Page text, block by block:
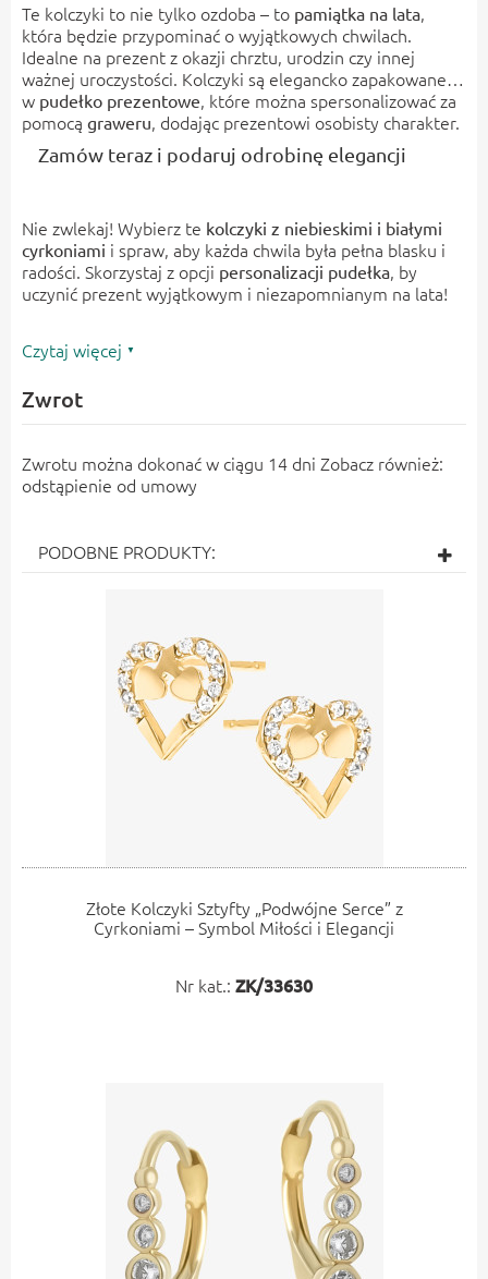
Te kolczyki to nie tylko ozdoba – to pamiątka na lata,
która będzie przypominać o wyjątkowych chwilach.
Idealne na prezent z okazji chrztu, urodzin czy innej
ważnej uroczystości. Kolczyki są elegancko zapakowane
w pudełko prezentowe, które można spersonalizować za
pomocą graweru, dodając prezentowi osobisty charakter.
Zamów teraz i podaruj odrobinę elegancji
Nie zwlekaj! Wybierz te kolczyki z niebieskimi i białymi
cyrkoniami i spraw, aby każda chwila była pełna blasku i
radości. Skorzystaj z opcji personalizacji pudełka, by
uczynić prezent wyjątkowym i niezapomnianym na lata!
Czytaj więcej
Zwrot
Zwrotu można dokonać w ciągu 14 dni Zobacz również:
odstąpienie od umowy
PODOBNE PRODUKTY:
Złote Kolczyki Sztyfty „Podwójne Serce” z
Cyrkoniami – Symbol Miłości i Elegancji
Nr kat.: ZK/33630